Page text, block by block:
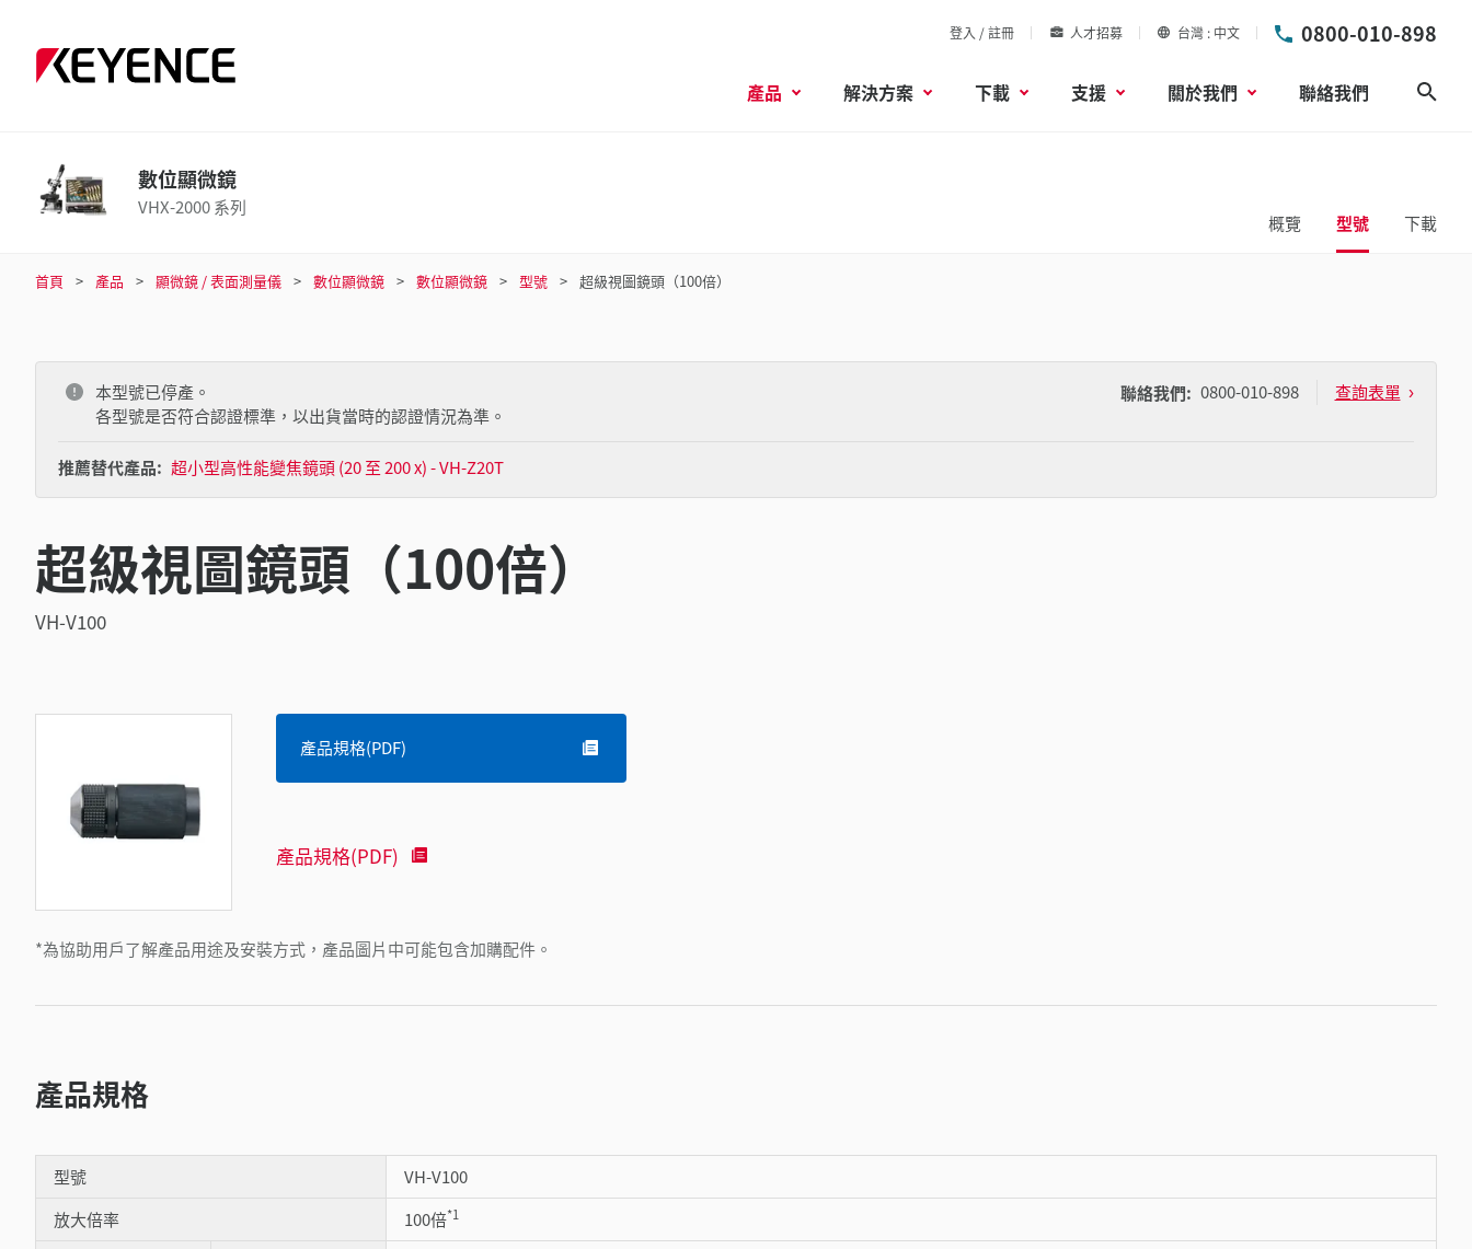
登入 / 註冊 人才招募 台灣 中文 0800-010-898
產品 解決方案 下載 支援 關於我們 聯絡我們
數位顯微鏡
VHX-2000 系列
概覽 型號 下載
首頁 產品 顯微鏡 / 表面測量儀 數位顯微鏡 數位顯微鏡 型號 超級視圖鏡頭（100倍）
本型號已停產。
各型號是否符合認證標準，以出貨當時的認證情況為準。
推薦替代產品: 超小型高性能變焦鏡頭 (20 至 200 x) - VH-Z20T
聯絡我們: 0800-010-898 查詢表單
超級視圖鏡頭（100倍）
VH-V100
*為協助用戶了解產品用途及安裝方式，產品圖片中可能包含加購配件。
產品規格(PDF)
產品規格(PDF)
產品規格
型號
VH-V100
放大倍率
100倍*1